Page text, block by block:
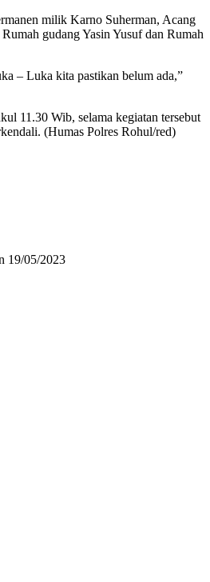
milik Karno Suherman, Acang
gudang Yasin Yusuf dan Rumah
– Luka kita pastikan belum ada,”
11.30 Wib, selama kegiatan tersebut
(Humas Polres Rohul/red)
19/05/2023